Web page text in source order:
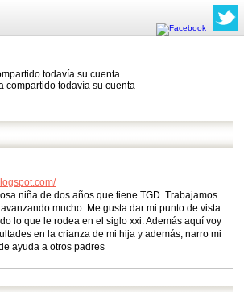
todavía su cuenta
compartido todavía su cuenta
niña de dos años que tiene TGD. Trabajamos
mucho. Me gusta dar mi punto de vista
lo que le rodea en el siglo xxi. Además aquí voy
en la crianza de mi hija y además, narro mi
ayuda a otros padres